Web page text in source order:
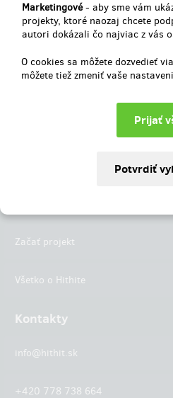
Marketingové- aby sme vám
projekty, ktoré naozaj chcete
autori dokázali čo najviac z vás
O cookies sa môžete dozvedieť
môžete tiež zmeniť vaše
Najdete nás na
Začať projekt
Všetko o Hithite
Kontakty
info@hithit.sk
+420 778 738 664